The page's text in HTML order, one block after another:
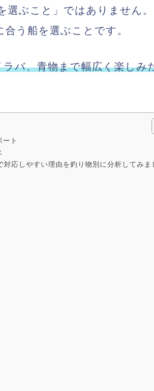
選ぶこと」ではありません。
う船を選ぶことです。
バ、青物まで幅広く楽し
ト
応しやすい理由を釣り物別に分析してみま